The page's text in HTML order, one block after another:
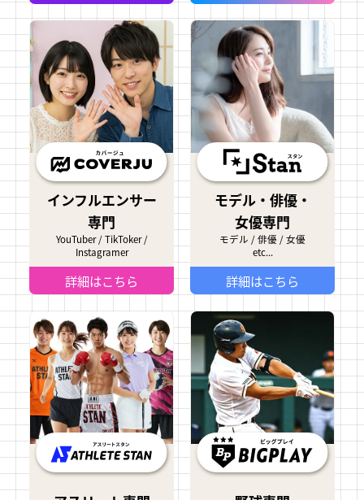
インフルエンサー
専門
YouTuber / TikToker /
Instagramer
詳細はこちら
モデル・俳優・
女優専門
モデル / 俳優 / 女優
etc...
詳細はこちら